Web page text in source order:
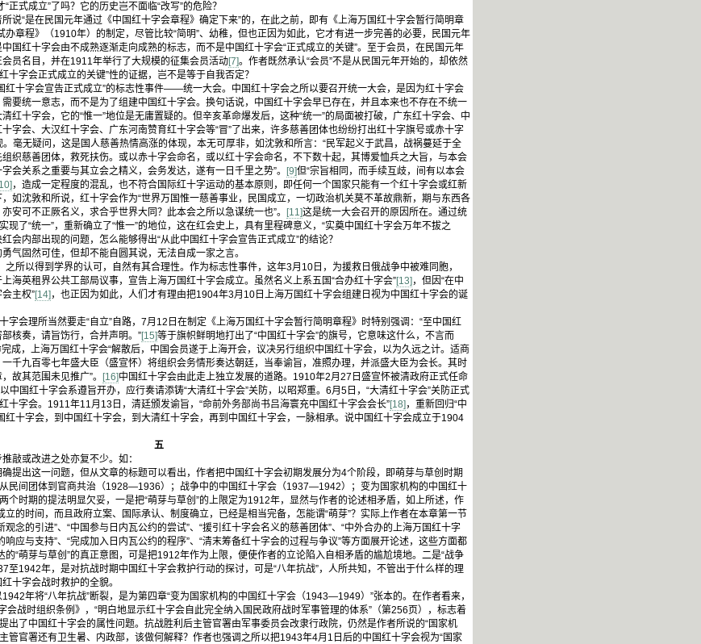
式成立”了吗？它的历史岂不面临“改写”的危险？
“是在民国元年通过《中国红十字会章程》确定下来”的，在此之前，即有《上海万国红十字会暂行简明章
章程》（1910年）的制定，尽管比较“简明”、幼稚，但也正因为如此，它才有进一步完善的必要，民国元年
国红十字会由不成熟逐渐走向成熟的标志，而不是中国红十字会“正式成立的关键”。至于会员，在民国元年
员名目，并在1911年举行了大规模的征集会员活动[7]。作者既然承认“会员”不是从民国元年开始的，却依然
十字会正式成立的关键”性的证据，岂不是等于自我否定？
十字会宣告正式成立”的标志性事件——统一大会。中国红十字会之所以要召开统一大会，是因为红十字会
要统一意志，而不是为了组建中国红十字会。换句话说，中国红十字会早已存在，并且本来也不存在不统一
红十字会，它的“惟一”地位是无庸置疑的。但辛亥革命爆发后，这种“统一”的局面被打破，广东红十字会、中
字会、大汉红十字会、广东河南赞育红十字会等“冒”了出来，许多慈善团体也纷纷打出红十字旗号或赤十字
毫无疑问，这是国人慈善热情高涨的体现，本无可厚非，如沈敦和所言：“民军起义于武昌，战祸蔓延于全
织慈善团体，救死扶伤。或以赤十字会命名，或以红十字会命名，不下数十起，其博爱恤兵之大旨，与本会
会关系之重要与其立会之精义，会务发达，遂有一日千里之势”。
[9]但“宗旨相同，而手续互歧，间有以本会
，造成一定程度的混乱，也不符合国际红十字运动的基本原则，即任何一个国家只能有一个红十字会或红新
如沈敦和所说，红十字会作为“世界万国惟一慈善事业，民国成立，一切政治机关莫不革故鼎新，期与东西各
安可不正厥名义，求合乎世界大同？此本会之所以急谋统一也”。
[11]这是统一大会召开的原因所在。通过统
现了“统一”，重新确立了“惟一”的地位，这在红会史上，具有里程碑意义，“实奠中国红十字会万年不拔之
会内部出现的问题，怎么能够得出“从此中国红十字会宣告正式成立”的结论？
固然可佳，但却不能自圆其说，无法自成一家之言。
以得到学界的认可，自然有其合理性。作为标志性事件，这年3月10日，为援救日俄战争中被难同胞，
海英租界公共工部局议事，宣告上海万国红十字会成立。虽然名义上系五国“合办红十字会”[13] ，但因“在中
主权”[14] ，也正因为如此，人们才有理由把1904年3月10日上海万国红十字会组建日视为中国红十字会的诞
会理所当然要走“自立”自路，7月12日在制定《上海万国红十字会暂行简明章程》时特别强调：“至中国红
核奏，请旨饬行，合并声明。”[15]等于旗帜鲜明地打出了“中国红十字会”的旗号，它意味这什么，不言而
成，上海万国红十字会“解散后，中国会员遂于上海开会，议决另行组织中国红十字会，以为久远之计。适商
千九百零七年盛大臣（盛宣怀）将组织会务情形奏达朝廷，当奉谕旨，准照办理，并派盛大臣为会长。其时
故其范围未见推广”。
[16]中国红十字会由此走上独立发展的道路。1910年2月27日盛宣怀被清政府正式任命
中国红十字会系遵旨开办，应行奏请添铸“大清红十字会”关防，以昭郑重。6月5日，“大清红十字会”关防正式
十字会。1911年11月13日，清廷颁发谕旨，“命前外务部尚书吕海寰充中国红十字会会长”[18] ，重新回归“中
红十字会，到中国红十字会，到大清红十字会，再到中国红十字会，一脉相承。说中国红十字会成立于1904
五
或改进之处亦复不少。如：
出这一问题，但从文章的标题可以看出，作者把中国红十字会初期发展分为4个阶段，即萌芽与草创时期
民间团体到官商共治（1928—1936）；战争中的中国红十字会（1937—1942）；变为国家机构的中国红十
时期的提法明显欠妥，一是把“萌芽与草创”的上限定为1912年，显然与作者的论述相矛盾，如上所述，作
的时间，而且政府立案、国际承认、制度确立，已经是相当完备，怎能谓“萌芽”？实际上作者在本章第一节
念的引进”、“中国参与日内瓦公约的尝试”、“援引红十字会名义的慈善团体”、“中外合办的上海万国红十字
响应与支持”、“完成加入日内瓦公约的程序”、“清末筹备红十字会的过程与争议”等方面展开论述，这些方面都
“萌芽与草创”的真正意图，可是把1912年作为上限，便使作者的立论陷入自相矛盾的尴尬境地。二是“战争
至1942年，是对抗战时期中国红十字会救护行动的探讨，可是“八年抗战”，人所共知，不管出于什么样的理
十字会战时救护的全貌。
年将“八年抗战”断裂，是为第四章“变为国家机构的中国红十字会（1943—1949）”张本的。在作者看来，
会战时组织条例》，“明白地显示红十字会自此完全纳入国民政府战时军事管理的体系”（第256页），标志着
出了中国红十字会的属性问题。抗战胜利后主管官署由军事委员会改隶行政院，仍然是作者所说的“国家机
管官署还有卫生暑、内政部，该做何解释？作者也强调之所以把1943年4月1日后的中国红十字会视为“国家